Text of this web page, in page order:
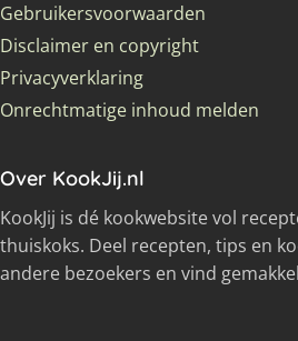
Gebruikersvoorwaarden
Disclaimer en copyright
Privacyverklaring
Onrechtmatige inhoud melden
Over KookJij.nl
KookJij is dé kookwebsite vol
thuiskoks. Deel recepten, tips en
andere bezoekers en vind